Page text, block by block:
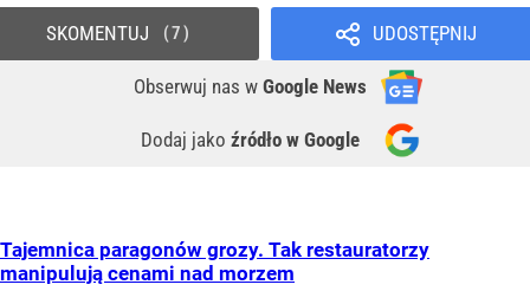
UDOSTĘPNIJ
Obserwuj nas w Google News
Dodaj jako źródło w Google
SKOMENTUJ 7
Tajemnica paragonów grozy. Tak restauratorzy
manipulują cenami nad morzem